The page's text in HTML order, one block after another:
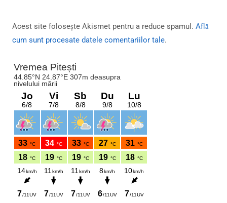
Acest site folosește Akismet pentru a reduce spamul. Află
cum sunt procesate datele comentariilor tale.